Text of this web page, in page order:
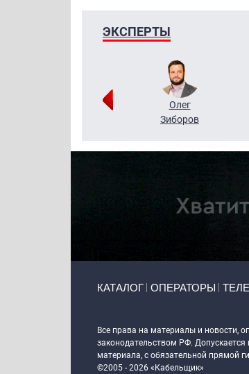
ЭКСПЕРТЫ
Олег
Зиборов
КАТАЛОГ ОПЕРАТОРЫ
Все права на материалы и новости,
законодательством РФ. Допускается
материала, с обязательной прямой
©2005 - 2026 «Кабельщик»